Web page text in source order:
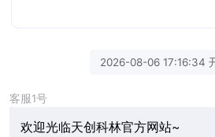
2026-08-06 17:16:34
客服1号
欢迎光临天创科林官方网站~